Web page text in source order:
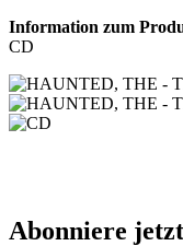
Information zum
CD
Abonniere